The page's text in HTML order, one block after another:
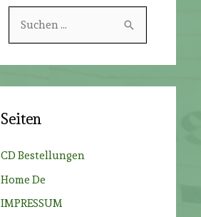
n
h
Seiten
CD Bestellungen
Home De
IMPRESSUM